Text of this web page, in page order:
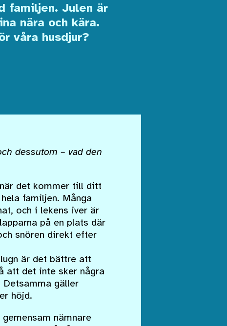
familjen. Julen är
nära och kära.
våra husdjur?
dessutom – vad den
det kommer till ditt
familjen. Många
och i lekens iver är
på en plats där
snören direkt efter
är det bättre att
att det inte sker några
gäller
höjd.
nämnare